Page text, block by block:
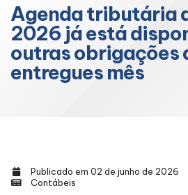
Agenda tributária
2026 já está
outras obrigações
entregues mês
Publicado em 02 de junho de 2026
Contábeis